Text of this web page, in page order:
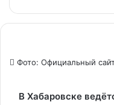
Фото: Официальный
В Хабаровске